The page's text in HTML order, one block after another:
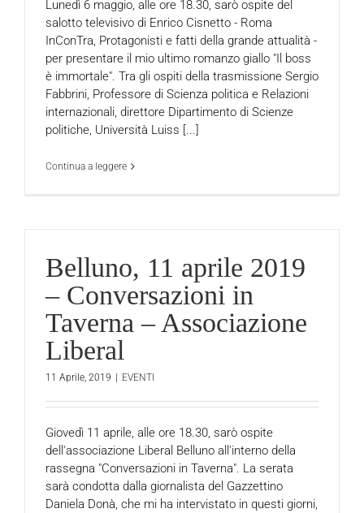
Lunedì 6 maggio, alle ore 18.30, sarò ospite del
salotto televisivo di Enrico Cisnetto - Roma
InConTra, Protagonisti e fatti della grande attualità -
per presentare il mio ultimo romanzo giallo "Il boss
è immortale". Tra gli ospiti della trasmissione Sergio
Fabbrini, Professore di Scienza politica e Relazioni
internazionali, direttore Dipartimento di Scienze
politiche, Università Luiss [...]
Continua a leggere
Belluno, 11 aprile 2019
– Conversazioni in
Taverna – Associazione
Liberal
11 Aprile, 2019 | EVENTI
Giovedì 11 aprile, alle ore 18.30, sarò ospite
dell'associazione Liberal Belluno all'interno della
rassegna "Conversazioni in Taverna". La serata
sarà condotta dalla giornalista del Gazzettino
Daniela Donà, che mi ha intervistato in questi giorni,